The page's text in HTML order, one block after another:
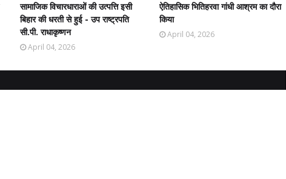
सामाजिक विचारधाराओं की उत्पत्ति इसी
बिहार की धरती से हुई - उप राष्ट्रपति
सी.पी. राधाकृष्णन
April 04, 2026
ऐतिहासिक भितिहरवा गांधी आश्रम का दौरा
किया
April 04, 2026